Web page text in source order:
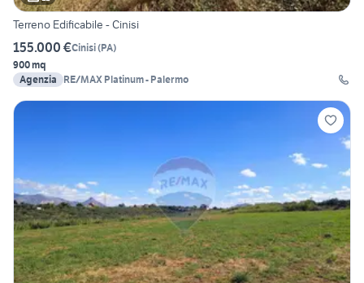
Terreno Edificabile - Cinisi
155.000 €Cinisi(PA)
900 mq
Agenzia
RE/MAX Platinum - Palermo